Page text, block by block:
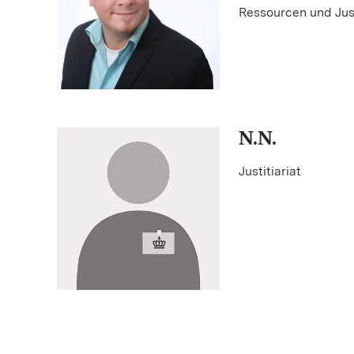
Ressourcen und
N.N.
Justitiariat